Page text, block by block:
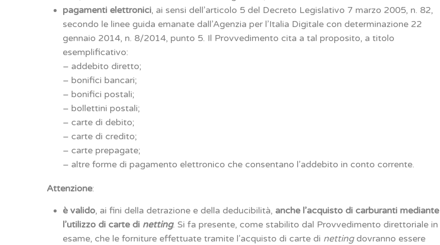
pagamenti elettronici, ai sensi dell’articolo 5 del Decreto Legislativo 7 marzo 2005, n. 82,
secondo le linee guida emanate dall’Agenzia per l’Italia Digitale con determinazione 22
gennaio 2014, n. 8/2014, punto 5. Il Provvedimento cita a tal proposito, a titolo
esemplificativo:
– addebito diretto;
– bonifici bancari;
– bonifici postali;
– bollettini postali;
– carte di debito;
– carte di credito;
– carte prepagate;
– altre forme di pagamento elettronico che consentano l’addebito in conto corrente.
Attenzione:
è valido, ai fini della detrazione e della deducibilità, anche l’acquisto di carburanti mediante
l’utilizzo di carte di netting. Si fa presente, come stabilito dal Provvedimento direttoriale in
esame, che le forniture effettuate tramite l’acquisto di carte di nettingdovranno essere